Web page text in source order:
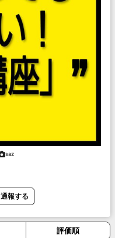
saz
通報する
評価順